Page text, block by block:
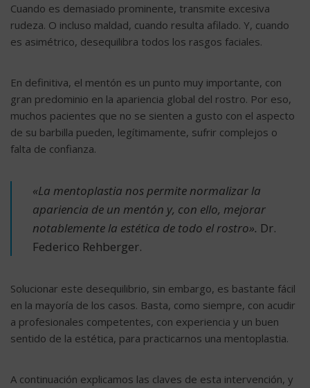
Cuando es demasiado prominente, transmite excesiva
rudeza. O incluso maldad, cuando resulta afilado. Y, cuando
es asimétrico, desequilibra todos los rasgos faciales.
En definitiva, el mentón es un punto muy importante, con
gran predominio en la apariencia global del rostro. Por eso,
muchos pacientes que no se sienten a gusto con el aspecto
de su barbilla pueden, legítimamente, sufrir complejos o
falta de confianza.
«La mentoplastia nos permite normalizar la
apariencia de un mentón y, con ello, mejorar
notablemente la estética de todo el rostro». Dr.
Federico Rehberger.
Solucionar este desequilibrio, sin embargo, es bastante fácil
en la mayoría de los casos. Basta, como siempre, con acudir
a profesionales competentes, con experiencia y un buen
sentido de la estética, para practicarnos una mentoplastia.
A continuación explicamos las claves de esta intervención, y